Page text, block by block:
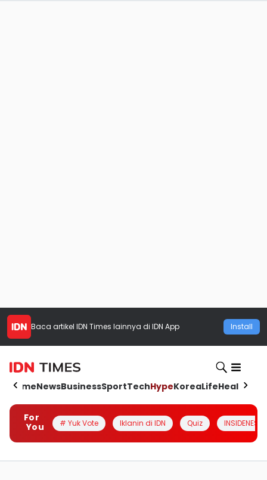
Baca artikel IDN Times lainnya di IDN App Install
HomeNewsBusinessSportTechHypeKoreaLifeHealth
For
You
# Yuk Vote Iklanin di IDN Quiz INSIDENESIA